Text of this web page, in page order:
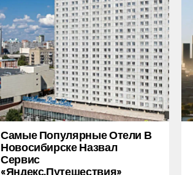
Самые Популярные Отели В
Новосибирске Назвал
Сервис
«Яндекс.Путешествия»